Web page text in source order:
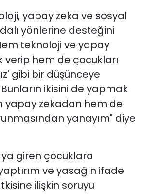
yapay zeka ve sosyal
yönlerine desteğini
teknoloji ve yapay
verip hem de çocukları
gibi bir düşünceye
ikisini de yapmak
yapay zekadan hem de
yanayım" diye
giren çocuklara
ve yasağın ifade
ilişkin soruyu